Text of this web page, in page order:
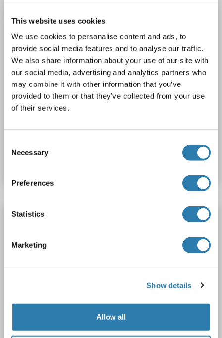
This website uses cookies
We use cookies to personalise content and ads, to
provide social media features and to analyse our traffic.
We also share information about your use of our site with
our social media, advertising and analytics partners who
may combine it with other information that you’ve
provided to them or that they’ve collected from your use
of their services.
Selection
Necessary
Preferences
Statistics
Marketing
Show details
Allow all
1 image
Recombinant BST1 anticorps
Chimeric